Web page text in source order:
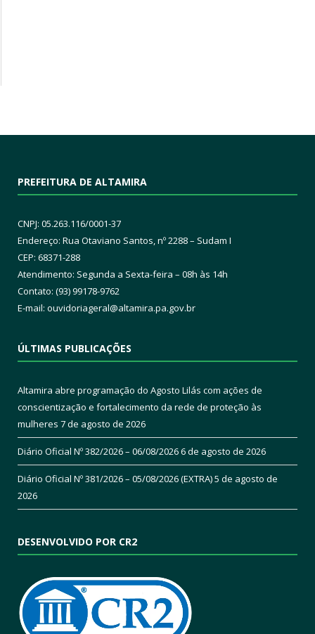
PREFEITURA DE ALTAMIRA
CNPJ: 05.263.116/0001-37
Endereço: Rua Otaviano Santos, nº 2288 – Sudam I
CEP: 68371-288
Atendimento: Segunda a Sexta-feira – 08h às 14h
Contato: (93) 99178-9762
E-mail: ouvidoriageral@altamira.pa.gov.br
ÚLTIMAS PUBLICAÇÕES
Altamira abre programação do Agosto Lilás com ações de
conscientização e fortalecimento da rede de proteção às
mulheres 7 de agosto de 2026
Diário Oficial Nº 382/2026 – 06/08/20266 de agosto de 2026
Diário Oficial Nº 381/2026 – 05/08/2026 (EXTRA)5 de agosto de
2026
DESENVOLVIDO POR CR2